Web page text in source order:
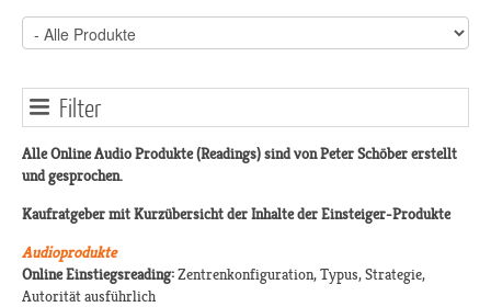
Filter
Alle Online Audio Produkte (Readings) sind von Peter Schöber erstellt
und gesprochen.
Kaufratgeber mit Kurzübersicht der Inhalte der Einsteiger-Produkte
Audioprodukte
Online Einstiegsreading:Zentrenkonfiguration, Typus, Strategie,
Autorität ausführlich